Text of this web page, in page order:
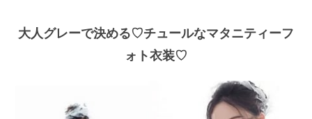
大人グレーで決める♡チュールなマタニティーフ
ォト衣装♡